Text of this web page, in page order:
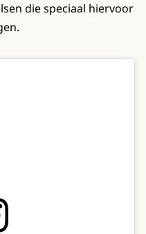
die speciaal hiervoor